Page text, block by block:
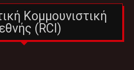
Κομμουνιστική
(RCI)